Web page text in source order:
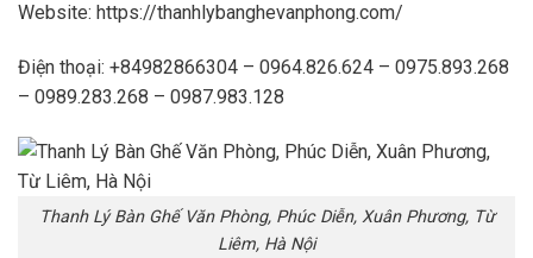
Website: https://thanhlybanghevanphong.com/
Điện thoại: +84982866304 – 0964.826.624 – 0975.893.268
– 0989.283.268 – 0987.983.128
Thanh Lý Bàn Ghế Văn Phòng, Phúc Diễn, Xuân Phương, Từ
Liêm, Hà Nội